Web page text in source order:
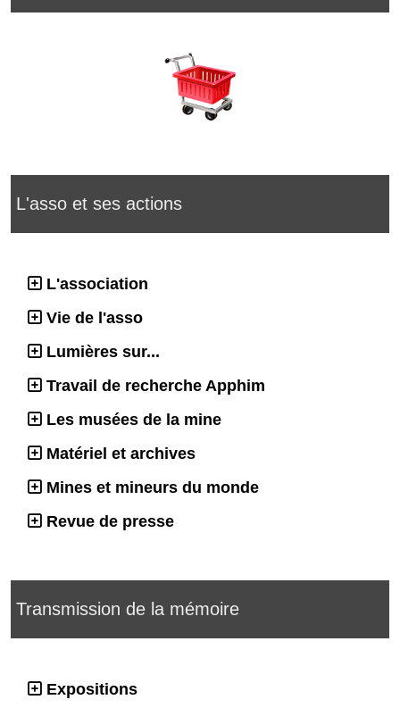
L'asso et ses actions
L'association
Vie de l'asso
Lumières sur...
Travail de recherche Apphim
Les musées de la mine
Matériel et archives
Mines et mineurs du monde
Revue de presse
Transmission de la mémoire
Expositions